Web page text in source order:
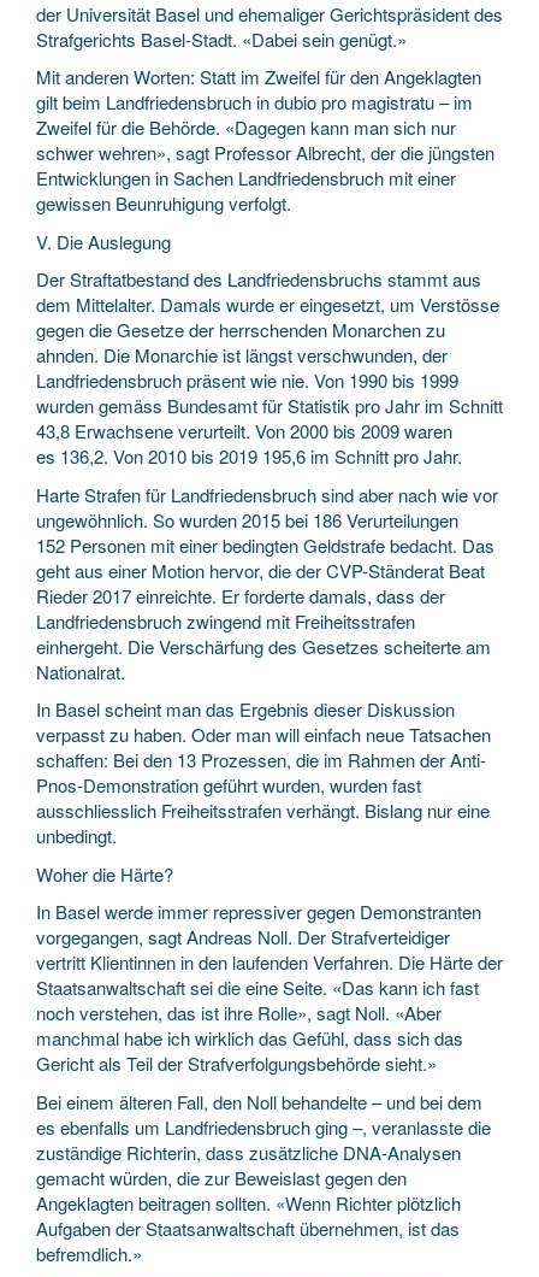
der Universität Basel und ehemaliger Gerichts­präsident des
Straf­gerichts Basel-Stadt. «Dabei sein genügt.»
Mit anderen Worten: Statt im Zweifel für den Angeklagten
gilt beim Landfriedens­bruch in dubio pro magistratu – im
Zweifel für die Behörde. «Dagegen kann man sich nur
schwer wehren», sagt Professor Albrecht, der die jüngsten
Entwicklungen in Sachen Landfriedens­bruch mit einer
gewissen Beunruhigung verfolgt.
V. Die Auslegung
Der Straftatbestand des Landfriedens­bruchs stammt aus
dem Mittelalter. Damals wurde er eingesetzt, um Verstösse
gegen die Gesetze der herrschenden Monarchen zu
ahnden. Die Monarchie ist längst verschwunden, der
Landfriedens­bruch präsent wie nie. Von 1990 bis 1999
wurden gemäss Bundes­amt für Statistik pro Jahr im Schnitt
43,8 Erwachsene verurteilt. Von 2000 bis 2009 waren
es 136,2. Von 2010 bis 2019 195,6 im Schnitt pro Jahr.
Harte Strafen für Landfriedens­bruch sind aber nach wie vor
ungewöhnlich. So wurden 2015 bei 186 Verurteilungen
152 Personen mit einer bedingten Geldstrafe bedacht. Das
geht aus einer Motion hervor, die der CVP-Ständerat Beat
Rieder 2017 einreichte. Er forderte damals, dass der
Landfriedens­bruch zwingend mit Freiheits­strafen
einhergeht. Die Verschärfung des Gesetzes scheiterte am
Nationalrat.
In Basel scheint man das Ergebnis dieser Diskussion
verpasst zu haben. Oder man will einfach neue Tatsachen
schaffen: Bei den 13 Prozessen, die im Rahmen der Anti-
Pnos-Demonstration geführt wurden, wurden fast
ausschliesslich Freiheits­strafen verhängt. Bislang nur eine
unbedingt.
Woher die Härte?
In Basel werde immer repressiver gegen Demonstranten
vorgegangen, sagt Andreas Noll. Der Straf­verteidiger
vertritt Klientinnen in den laufenden Verfahren. Die Härte der
Staats­anwaltschaft sei die eine Seite. «Das kann ich fast
noch verstehen, das ist ihre Rolle», sagt Noll. «Aber
manchmal habe ich wirklich das Gefühl, dass sich das
Gericht als Teil der Straf­verfolgungs­behörde sieht.»
Bei einem älteren Fall, den Noll behandelte – und bei dem
es ebenfalls um Landfriedens­bruch ging –, veranlasste die
zuständige Richterin, dass zusätzliche DNA-Analysen
gemacht würden, die zur Beweis­last gegen den
Angeklagten beitragen sollten. «Wenn Richter plötzlich
Aufgaben der Staats­anwaltschaft übernehmen, ist das
befremdlich.»